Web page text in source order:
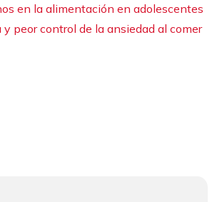
en la alimentación en adolescentes
peor control de la ansiedad al comer